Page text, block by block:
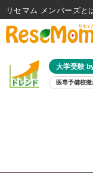
大学受験
医専予備校
リセマム メンバーズ